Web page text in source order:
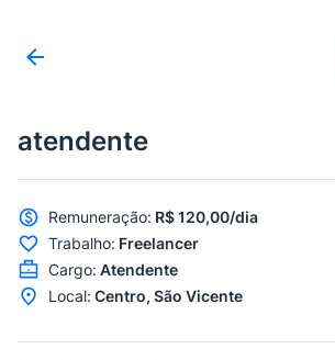
atendente
Remuneração: R$ 120,00/dia
Trabalho: Freelancer
Cargo: Atendente
Local: Centro, São Vicente